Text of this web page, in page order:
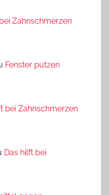
Zahnschmerzen
Fenster putzen
bei Zahnschmerzen
Das hilft bei